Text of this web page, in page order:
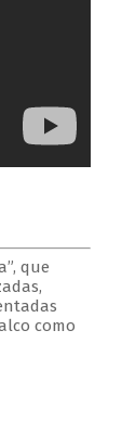
que
como